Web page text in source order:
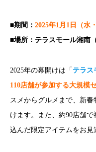
■期間： 2025年1月1日（水
■場所：テラスモール湘南
2025年の幕開けは「 テラス
110店舗が参加する大規模
スメからグルメまで、新
けます。また、約90店舗
込んだ限定アイテムをお見